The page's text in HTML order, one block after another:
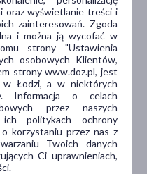
powinna poradzić się
tego leku.
wskazany dla dzieci poniżej
oraz wyświetlanie treści i
zainteresowań. Zgoda
i można ją wycofać w
strony "Ustawienia
osobowych Klientów,
strony www.doz.pl, jest
Łodzi, a w niektórych
Informacja o celach
przez naszych
politykach ochrony
korzystaniu przez nas z
Twoich danych
Ci uprawnieniach,